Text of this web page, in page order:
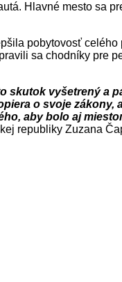
Hlavné mesto sa
pobytovosť
sa chodníky pre
vyšetrený a
o svoje
aby bolo aj
republiky Zuzana